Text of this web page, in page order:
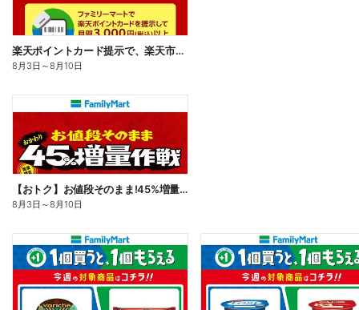
楽天ポイントカード提示で、楽天市場でのお買い物がおトクに!
8月3日 ～8月10日
【おトク】お値段そのまま!45%増量作戦!
8月3日 ～8月10日